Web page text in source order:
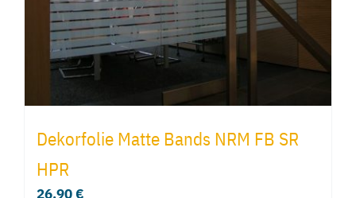
Dekorfolie Matte Bands NRM FB SR
HPR
26,90€